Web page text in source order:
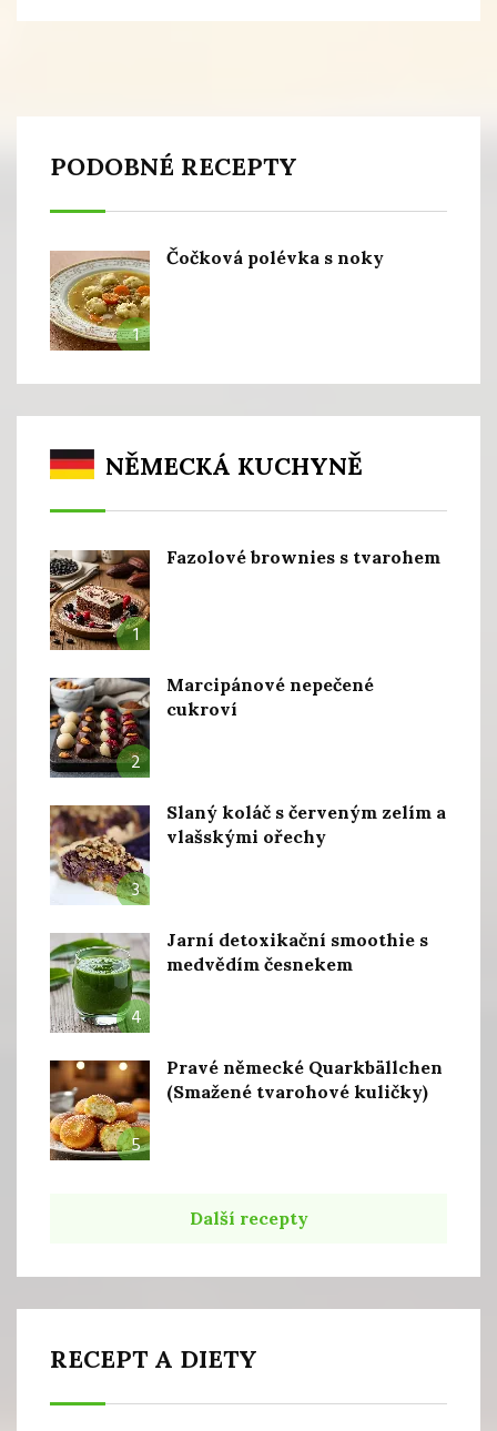
PODOBNÉ RECEPTY
1
Čočková polévka s noky
NĚMECKÁ KUCHYNĚ
1
Fazolové brownies s tvarohem
2
Marcipánové nepečené
cukroví
3
Slaný koláč s červeným zelím a
vlašskými ořechy
4
Jarní detoxikační smoothie s
medvědím česnekem
5
Pravé německé Quarkbällchen
(Smažené tvarohové kuličky)
Další recepty
RECEPT A DIETY